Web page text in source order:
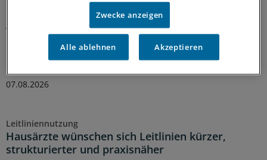
Die Koalition will die Prävention als
gesamtgesellschaftliche Aufgabe stärken. Richtig so, sagt
der Gesundheitsrechtler Professor Thomas Schlegel im
Interview mit der Ärzte Zeitung. Das Thema habe aber
eine viel größere Dimension als viele meinten.
07.08.2026
Leitliniennutzung
Hausärzte wünschen sich Leitlinien kürzer,
strukturierter und praxisnäher
Zwecke anzeigen
Alle ablehnen Akzeptieren